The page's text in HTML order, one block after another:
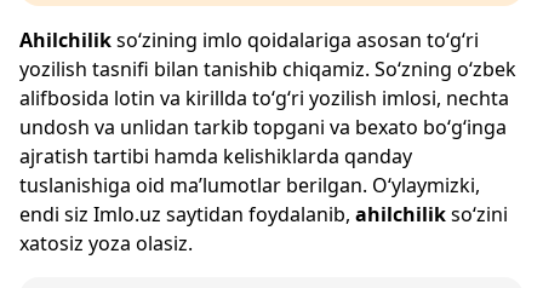
Ahilchilikso‘zining imlo qoidalariga asosan to‘g‘ri
yozilish tasnifi bilan tanishib chiqamiz. So‘zning o‘zbek
alifbosida lotin va kirillda to‘g‘ri yozilish imlosi, nechta
undosh va unlidan tarkib topgani va bexato bo‘g‘inga
ajratish tartibi hamda kelishiklarda qanday
tuslanishiga oid ma’lumotlar berilgan. O‘ylaymizki,
endi siz Imlo.uz saytidan foydalanib, ahilchilikso‘zini
xatosiz yoza olasiz.